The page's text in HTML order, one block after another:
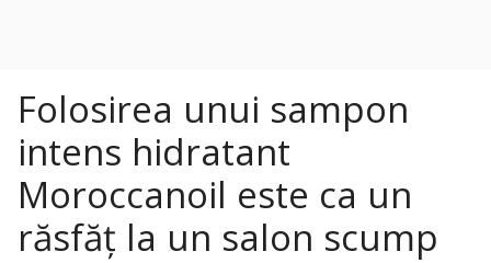
Folosirea unui sampon
intens hidratant
Moroccanoil este ca un
răsfăț la un salon scump